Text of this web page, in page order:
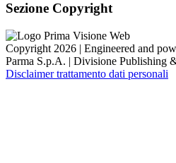
Sezione Copyright
Copyright 2026 | Engineered and
Parma S.p.A. | Divisione Publishing
Disclaimer trattamento dati personali